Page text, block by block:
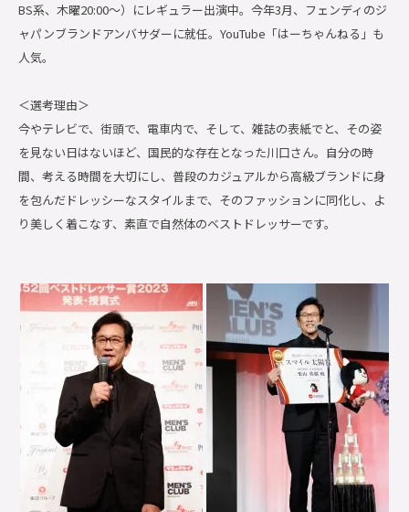
BS系、木曜20:00～）にレギュラー出演中。今年3月、フェンディのジ
ャパンブランドアンバサダーに就任。YouTube「はーちゃんねる」も
人気。
＜選考理由＞
今やテレビで、街頭で、電車内で、そして、雑誌の表紙でと、その姿
を見ない日はないほど、国民的な存在となった川口さん。自分の時
間、考える時間を大切にし、普段のカジュアルから高級ブランドに身
を包んだドレッシーなスタイルまで、そのファッションに同化し、よ
り美しく着こなす、素直で自然体のベストドレッサーです。